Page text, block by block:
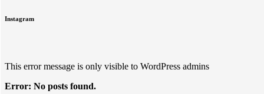
Instagram
This error message is only visible to WordPress admins
Error: No posts found.